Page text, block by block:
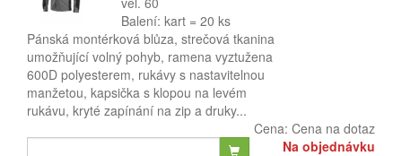
Balení: kart = 20 ks
Pánská montérková blůza, strečová tkanina
umožňující volný pohyb, ramena vyztužena
600D polyesterem, rukávy s nastavitelnou
manžetou, kapsička s klopou na levém
rukávu, kryté zapínání na zip a druky...
Cena: Cena na dotaz
Na objednávku